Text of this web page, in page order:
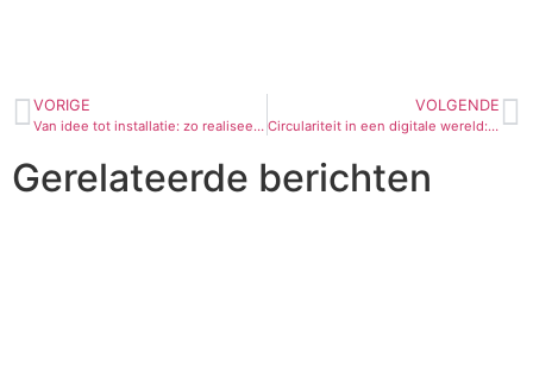
VORIGE
Van idee tot installatie: zo realiseert Q-lite jouw digitale scherm op maat
VOLGENDE
Circulariteit in een digitale wereld: hoe Q-lite het verschil maakt
Gerelateerde berichten